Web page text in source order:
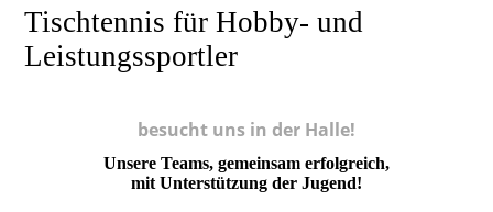
Tischtennis für Hobby- und
Leistungssportler
besucht uns in der Halle!
Unsere Teams, gemeinsam erfolgreich,
mit Unterstützung der Jugend!